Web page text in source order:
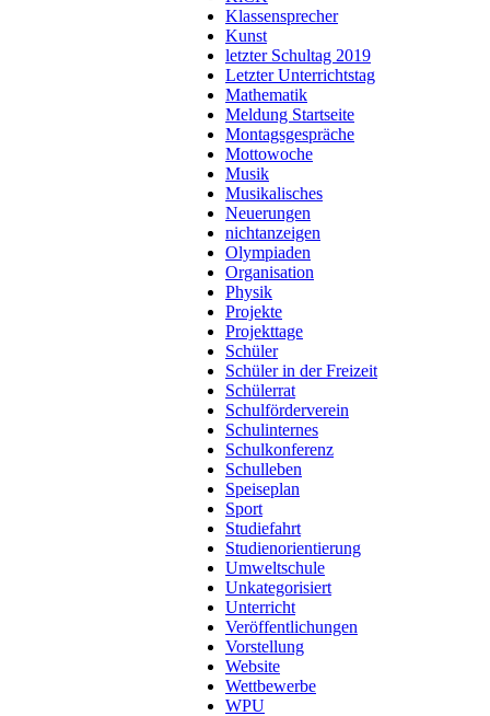
Klassensprecher
Kunst
letzter Schultag 2019
Letzter Unterrichtstag
Mathematik
Meldung Startseite
Montagsgespräche
Mottowoche
Musik
Musikalisches
Neuerungen
nichtanzeigen
Olympiaden
Organisation
Physik
Projekte
Projekttage
Schüler
Schüler in der Freizeit
Schülerrat
Schulförderverein
Schulinternes
Schulkonferenz
Schulleben
Speiseplan
Sport
Studiefahrt
Studienorientierung
Umweltschule
Unkategorisiert
Unterricht
Veröffentlichungen
Vorstellung
Website
Wettbewerbe
WPU